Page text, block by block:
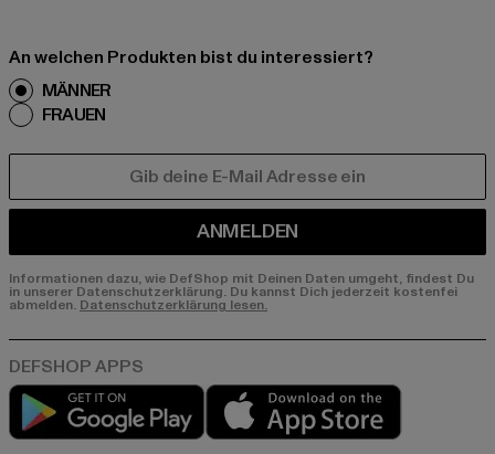
An welchen Produkten bist du interessiert?
MÄNNER
FRAUEN
ANMELDEN
Informationen dazu, wie DefShop mit Deinen Daten umgeht, findest Du
in unserer Datenschutzerklärung. Du kannst Dich jederzeit kostenfei
abmelden. Datenschutzerklärung lesen.
Play market